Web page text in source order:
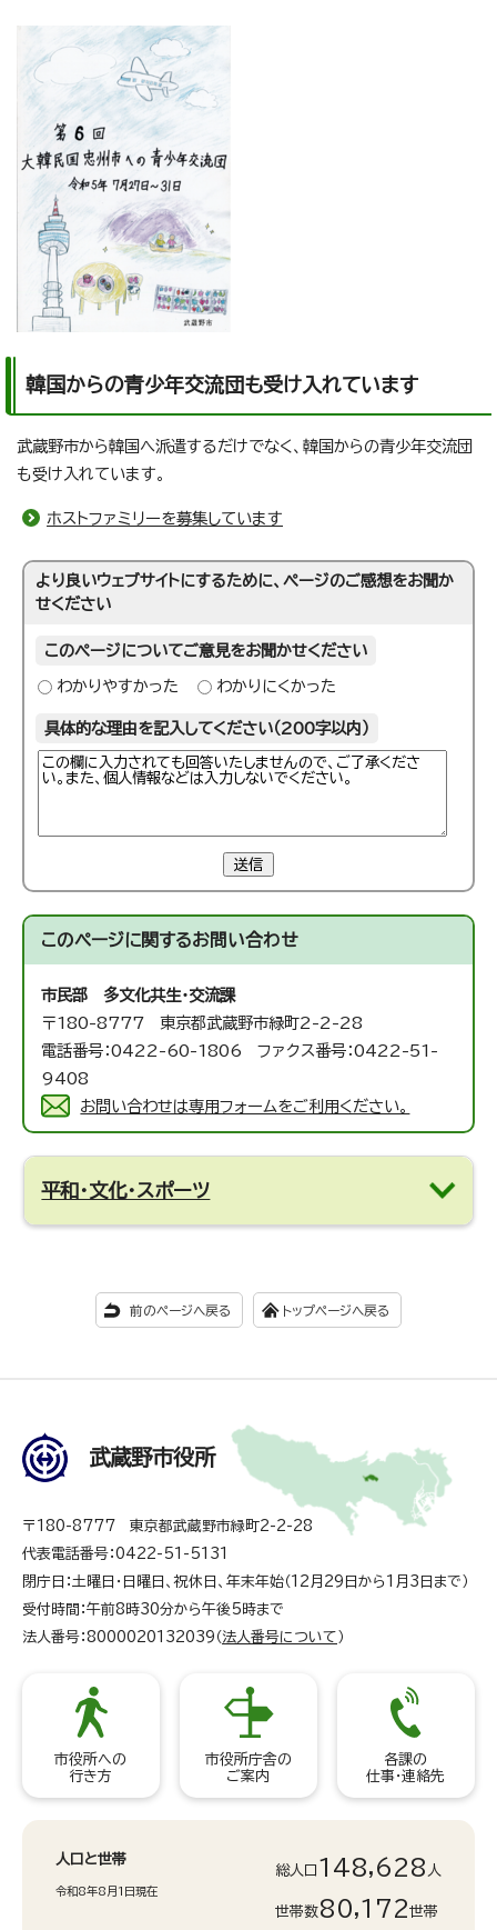
韓国からの青少年交流団も受け入れています
武蔵野市から韓国へ派遣するだけでなく、韓国からの青少年交流団
も受け入れています。
ホストファミリーを募集しています
より良いウェブサイトにするために、ページのご感想をお聞か
せください
このページについてご意見をお聞かせください
わかりやすかった わかりにくかった
具体的な理由を記入してください（200字以内）
送信
このページに関するお問い合わせ
市民部 多文化共生・交流課
〒180-8777 東京都武蔵野市緑町2-2-28
電話番号：0422-60-1806 ファクス番号：0422-51-
9408
お問い合わせは専用フォームをご利用ください。
平和・文化・スポーツ
前のページへ戻る トップページへ戻る
武蔵野市役所
〒180-8777 東京都武蔵野市緑町2-2-28
代表電話番号：0422-51-5131
閉庁日：土曜日・日曜日、祝休日、年末年始（12月29日から1月3日まで）
受付時間：午前8時30分から午後5時まで
法人番号：8000020132039（法人番号について ）
市役所への
行き方
市役所庁舎の
ご案内
各課の
仕事・連絡先
人口と世帯
令和8年8月1日現在
総人口 148,628 人
世帯数80,172世帯